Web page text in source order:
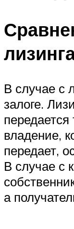
В случае с
залоге.
передается
владение,
передает,
В случае с
а